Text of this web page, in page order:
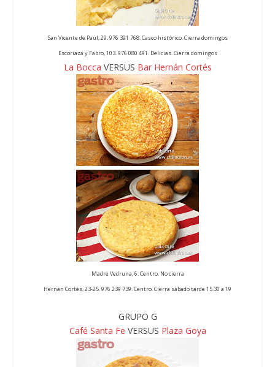
San Vicente de Paúl, 29. 976 391 768. Casco histórico. Cierra domingos
Escoriaza y Fabro, 103. 976 080 491. Delicias. Cierra domingos
La Bocca VERSUS Bar Hernán Cortés
Madre Vedruna, 6. Centro. No cierra
Hernán Cortés, 23-25. 976 239 739. Centro. Cierra sábado tarde 15.30 a 19
GRUPO G
Café Santa Fe VERSUS Plaza Goya